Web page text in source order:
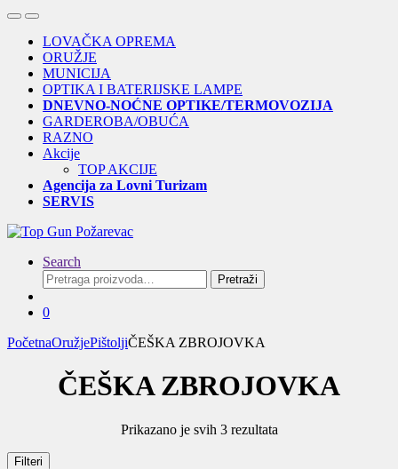
OpenClose
LOVAČKA OPREMA
ORUŽJE
MUNICIJA
OPTIKA I BATERIJSKE LAMPE
DNEVNO-NOĆNE OPTIKE/TERMOVOZIJA
GARDEROBA/OBUĆA
RAZNO
Akcije
TOP AKCIJE
Agencija za Lovni Turizam
SERVIS
Search
Pretraga
za:
Pretraži
0
PočetnaOružjePištoljiČEŠKA ZBROJOVKA
ČEŠKA ZBROJOVKA
Prikazano je svih 3 rezultataSortirano
Filteri